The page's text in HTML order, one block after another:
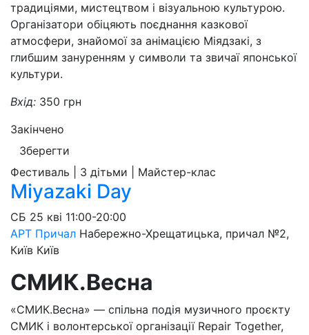
традиціями, мистецтвом і візуальною культурою.
Організатори обіцяють поєднання казкової
атмосфери, знайомої за анімацією Міядзакі, з
глибшим зануренням у символи та звичаї японської
культури.
Вхід: 350 грн
Закінчено
Зберегти
Фестиваль | З дітьми | Майстер-клас
Miyazaki Day
СБ 25 кві 11:00-20:00
АРТ Причал Набережно-Хрещатицька, причал №2,
Київ Київ
СМИК.Весна
«СМИК.Весна» — спільна подія музичного проєкту
СМИК і волонтерської організації Repair Together,